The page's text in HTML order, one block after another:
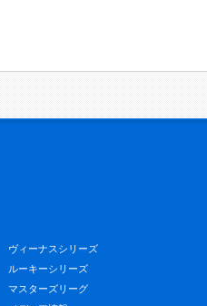
ヴィーナスシリーズ
ルーキーシリーズ
マスターズリーグ